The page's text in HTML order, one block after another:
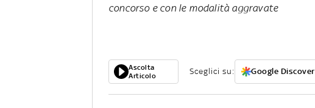
concorso e con le modalità aggravate
Ascolta
Articolo
Sceglici su: Google Discover